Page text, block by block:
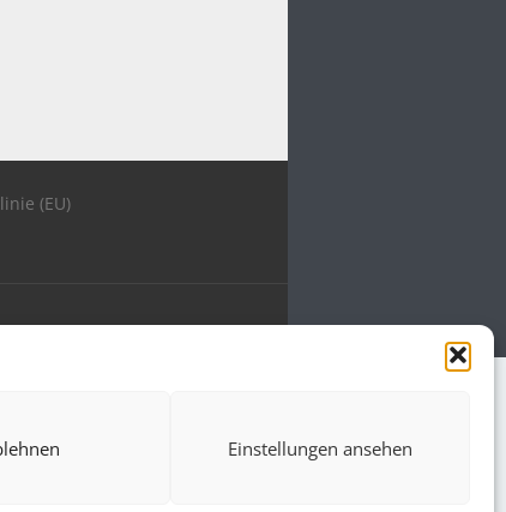
Einstellungen ansehen
(EU)